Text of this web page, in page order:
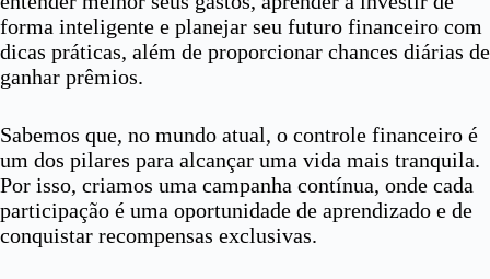
forma inteligente e planejar seu futuro financeiro com
dicas práticas, além de proporcionar chances diárias de
ganhar prêmios.
Sabemos que, no mundo atual, o controle financeiro é
um dos pilares para alcançar uma vida mais tranquila.
Por isso, criamos uma campanha contínua, onde cada
participação é uma oportunidade de aprendizado e de
conquistar recompensas exclusivas.